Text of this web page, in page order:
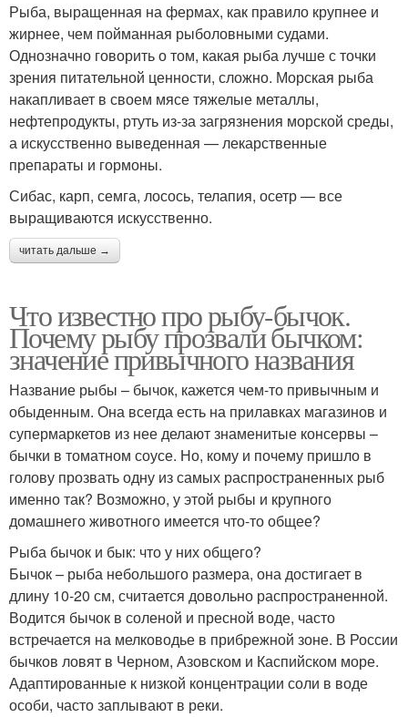
Рыба, выращенная на фермах, как правило крупнее и
жирнее, чем пойманная рыболовными судами.
Однозначно говорить о том, какая рыба лучше с точки
зрения питательной ценности, сложно. Морская рыба
накапливает в своем мясе тяжелые металлы,
нефтепродукты, ртуть из-за загрязнения морской среды,
а искусственно выведенная — лекарственные
препараты и гормоны.
Сибас, карп, семга, лосось, телапия, осетр — все
выращиваются искусственно.
читать дальше →
Что известно про рыбу-бычок.
Почему рыбу прозвали бычком:
значение привычного названия
Название рыбы – бычок, кажется чем-то привычным и
обыденным. Она всегда есть на прилавках магазинов и
супермаркетов из нее делают знаменитые консервы –
бычки в томатном соусе. Но, кому и почему пришло в
голову прозвать одну из самых распространенных рыб
именно так? Возможно, у этой рыбы и крупного
домашнего животного имеется что-то общее?
Рыба бычок и бык: что у них общего?
Бычок – рыба небольшого размера, она достигает в
длину 10-20 см, считается довольно распространенной.
Водится бычок в соленой и пресной воде, часто
встречается на мелководье в прибрежной зоне. В России
бычков ловят в Черном, Азовском и Каспийском море.
Адаптированные к низкой концентрации соли в воде
особи, часто заплывают в реки.